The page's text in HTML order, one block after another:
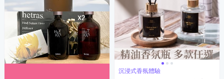
沉浸式香氛體驗